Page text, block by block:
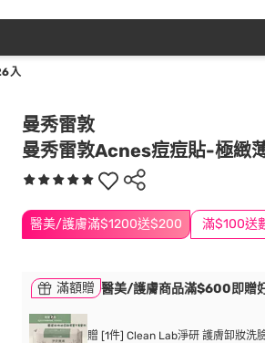
入
曼秀雷敦
曼秀雷敦Acnes痘痘貼-極緻
醫美/護膚滿$1200送$200
滿額贈 醫美/護膚商品滿$600即贈
贈 [1件] Clean Lab淨研 護膚卸妝洗